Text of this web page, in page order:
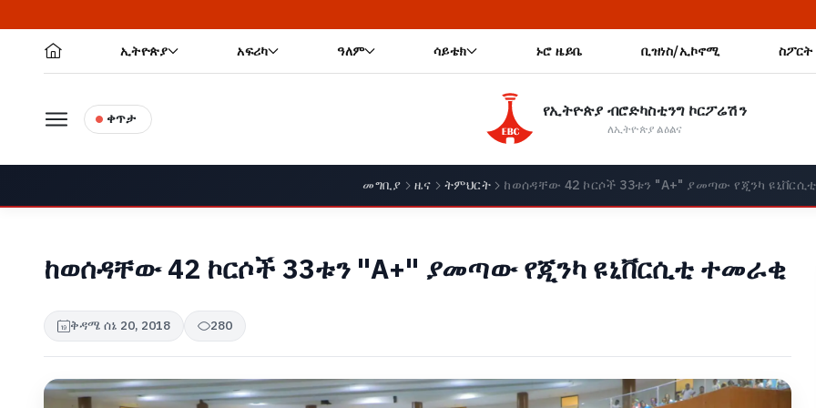
🔥 አዲስ
ኢትዮጵያ አፍሪካ ዓለም ሳይቴክ ኑሮ ዜይቤ ቢዝነስ/ኢኮኖሚ ስፖርት
ቀጥታ የኢትዮጵያ ብሮድካስቲንግ ኮርፖሬሽን
ለኢትዮጵያ ልዕልና
መግቢያ ዜና ትምህርት ከወሰዳቸው 42 ኮርሶች 33ቱን "A+" ያመጣው የጂንካ
ከወሰዳቸው 42 ኮርሶች 33ቱን "A+" ያመጣው የጂንካ ዩኒቨርሲቲ ተመራቂ
ቅዳሜ ሰኔ 20, 2018 280